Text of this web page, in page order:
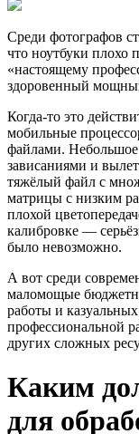
Среди фотографов
что ноутбуки плохо
«настоящему
здоровенный
Когда-то это
мобильные
файлами. Небольшое
зависаниями и
тяжёлый файл с
матрицы с низким
плохой
калибровке —
было невозможно.
А вот среди
маломощые
работы и
профессиональной
других сложных
Каким
для